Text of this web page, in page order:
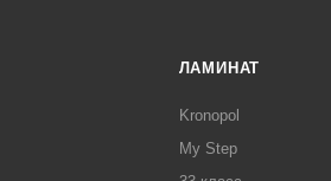
ЛАМИНАТ
Kronopol
My Step